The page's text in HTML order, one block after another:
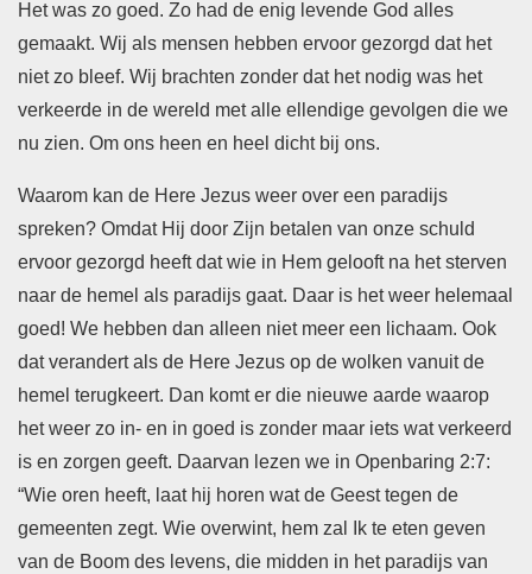
Het was zo goed. Zo had de enig levende God alles
gemaakt. Wij als mensen hebben ervoor gezorgd dat het
niet zo bleef. Wij brachten zonder dat het nodig was het
verkeerde in de wereld met alle ellendige gevolgen die we
nu zien. Om ons heen en heel dicht bij ons.
Waarom kan de Here Jezus weer over een paradijs
spreken? Omdat Hij door Zijn betalen van onze schuld
ervoor gezorgd heeft dat wie in Hem gelooft na het sterven
naar de hemel als paradijs gaat. Daar is het weer helemaal
goed! We hebben dan alleen niet meer een lichaam. Ook
dat verandert als de Here Jezus op de wolken vanuit de
hemel terugkeert. Dan komt er die nieuwe aarde waarop
het weer zo in- en in goed is zonder maar iets wat verkeerd
is en zorgen geeft. Daarvan lezen we in Openbaring 2:7:
“Wie oren heeft, laat hij horen wat de Geest tegen de
gemeenten zegt. Wie overwint, hem zal Ik te eten geven
van de Boom des levens, die midden in het paradijs van